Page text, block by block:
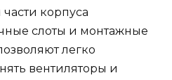
корпуса
слоты и монтажные
легко
вентиляторы и